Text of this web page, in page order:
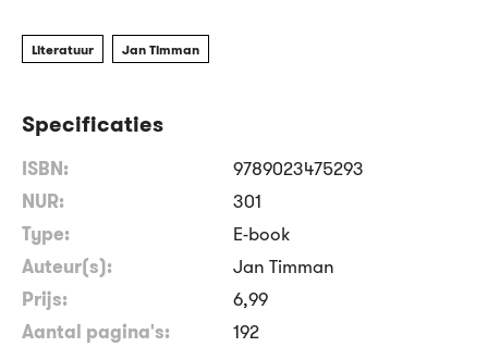
Literatuur Jan Timman
Specificaties
ISBN:
9789023475293
NUR:
301
Type:
E-book
Auteur(s):
Jan Timman
Prijs:
6,99
Aantal pagina's:
192